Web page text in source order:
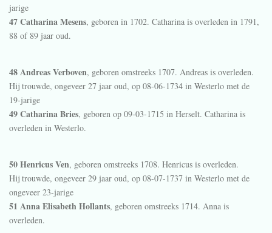
jarige
47 Catharina Mesens, geboren in 1702. Catharina is overleden in 1791,
88 of 89 jaar oud.
48 Andreas Verboven, geboren omstreeks 1707. Andreas is overleden.
Hij trouwde, ongeveer 27 jaar oud, op 08-06-1734 in Westerlo met de
19-jarige
49 Catharina Bries, geboren op 09-03-1715 in Herselt. Catharina is
overleden in Westerlo.
50 Henricus Ven, geboren omstreeks 1708. Henricus is overleden.
Hij trouwde, ongeveer 29 jaar oud, op 08-07-1737 in Westerlo met de
ongeveer 23-jarige
51 Anna Elisabeth Hollants, geboren omstreeks 1714. Anna is
overleden.